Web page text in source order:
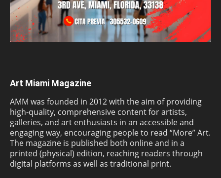
Art Miami Magazine
AMM was founded in 2012 with the aim of providing
high-quality, comprehensive content for artists,
galleries, and art enthusiasts in an accessible and
engaging way, encouraging people to read “More” Art.
The magazine is published both online and in a
printed (physical) edition, reaching readers through
digital platforms as well as traditional print.